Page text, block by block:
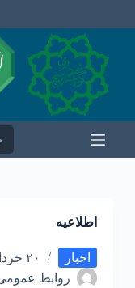
اطلاعیه
اخبار
۲۰ خرداد ۱۴۰۴
روابط